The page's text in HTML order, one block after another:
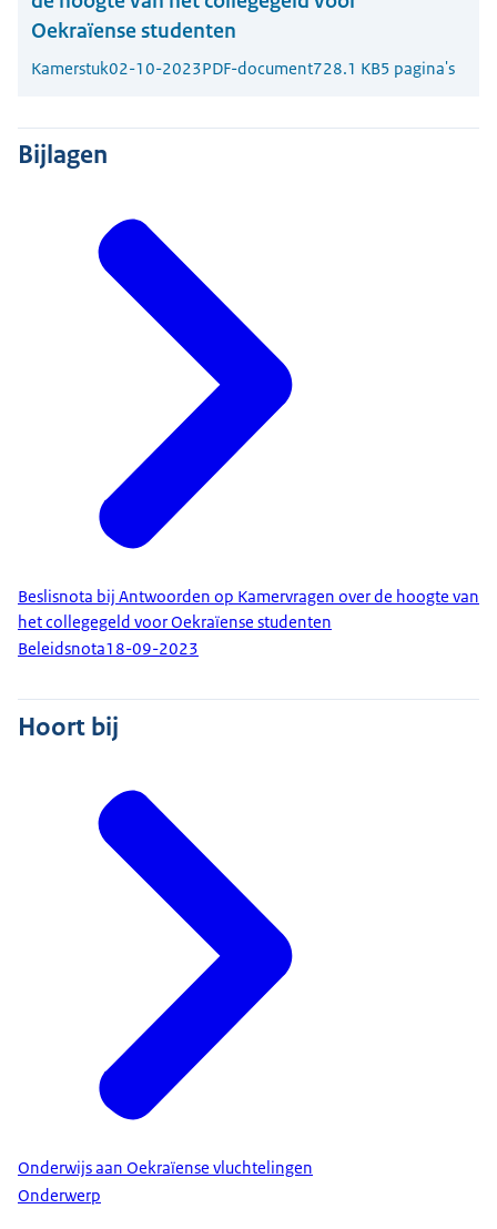
Oekraïense studenten
Kamerstuk02-10-2023PDF-document728.1 KB5 pagina's
Bijlagen
Beslisnota bij Antwoorden op Kamervragen over de hoogte van
het collegegeld voor Oekraïense studenten
Beleidsnota18-09-2023
Hoort bij
Onderwijs aan Oekraïense vluchtelingen
Onderwerp